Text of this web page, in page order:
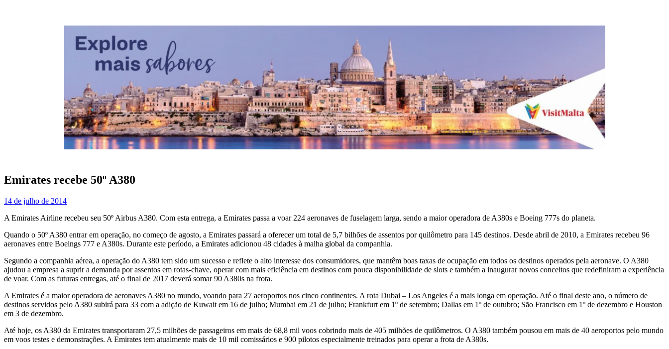
Emirates recebe 50º A380
14 de julho de 2014
A Emirates Airline recebeu seu 50º Airbus A380. Com esta entrega, a Emirates passa a voar 224 aeronaves de fuselagem larga, sendo a maior operadora de A380s e Boeing 777s do planeta.
Quando o 50º A380 entrar em operação, no começo de agosto, a Emirates passará a oferecer um total de 5,7 bilhões de assentos por quilômetro para 145 destinos. Desde abril de 2010, a Emirates recebeu 96
aeronaves entre Boeings 777 e A380s. Durante este período, a Emirates adicionou 48 cidades à malha global da companhia.
Segundo a companhia aérea, a operação do A380 tem sido um sucesso e reflete o alto interesse dos consumidores, que mantêm boas taxas de ocupação em todos os destinos operados pela aeronave. O A380
ajudou a empresa a suprir a demanda por assentos em rotas-chave, operar com mais eficiência em destinos com pouca disponibilidade de slots e também a inaugurar novos conceitos que redefiniram a experiência
de voar. Com as futuras entregas, até o final de 2017 deverá somar 90 A380s na frota.
A Emirates é a maior operadora de aeronaves A380 no mundo, voando para 27 aeroportos nos cinco continentes. A rota Dubai – Los Angeles é a mais longa em operação. Até o final deste ano, o número de
destinos servidos pelo A380 subirá para 33 com a adição de Kuwait em 16 de julho; Mumbai em 21 de julho; Frankfurt em 1º de setembro; Dallas em 1º de outubro; São Francisco em 1º de dezembro e Houston
em 3 de dezembro.
Até hoje, os A380 da Emirates transportaram 27,5 milhões de passageiros em mais de 68,8 mil voos cobrindo mais de 405 milhões de quilômetros. O A380 também pousou em mais de 40 aeroportos pelo mundo
em voos testes e demonstrações. A Emirates tem atualmente mais de 10 mil comissários e 900 pilotos especialmente treinados para operar a frota de A380s.